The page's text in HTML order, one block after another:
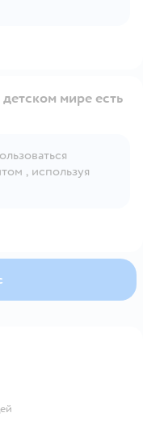
вопрос
, используя